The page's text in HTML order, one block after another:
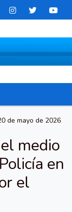
de mayo de 2026
medio
en
el